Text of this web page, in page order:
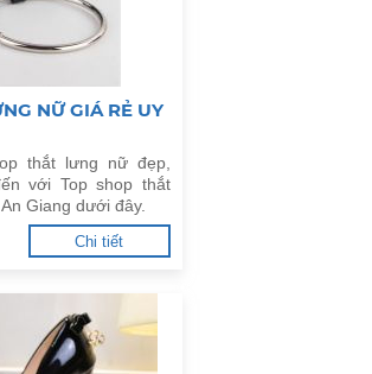
NỮ GIÁ RẺ UY
thắt lưng nữ đẹp,
với Top shop thắt
Giang dưới đây.
Chi tiết